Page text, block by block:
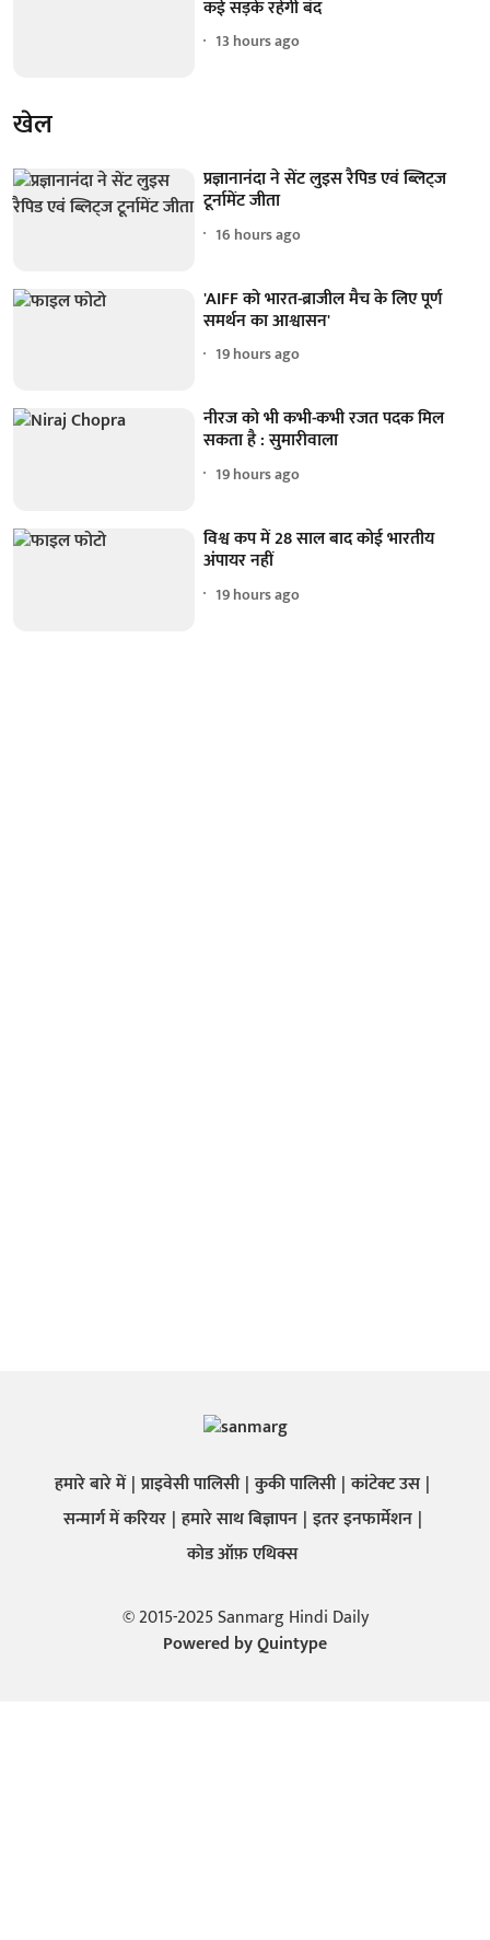
कई सड़कें रहेंगी बंद
13 hours ago
खेल
प्रज्ञानानंदा ने सेंट लुइस रैपिड एवं ब्लिट्ज
टूर्नामेंट जीता
16 hours ago
'AIFF को भारत-ब्राजील मैच के लिए पूर्ण
समर्थन का आश्वासन'
19 hours ago
नीरज को भी कभी-कभी रजत पदक मिल
सकता है : सुमारीवाला
19 hours ago
विश्व कप में 28 साल बाद कोई भारतीय
अंपायर नहीं
19 hours ago
हमारे बारे में प्राइवेसी पालिसी कुकी पालिसी कांटेक्ट उस
सन्मार्ग में करियर हमारे साथ बिज्ञापन इतर इनफार्मेशन
कोड ऑफ़ एथिक्स
© 2015-2025 Sanmarg Hindi Daily
Powered byQuintype